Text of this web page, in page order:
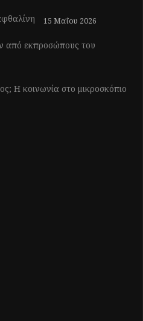
15 Μαΐου 2026
από εκπροσώπους του
Η κοινωνία στο μικροσκόπιο